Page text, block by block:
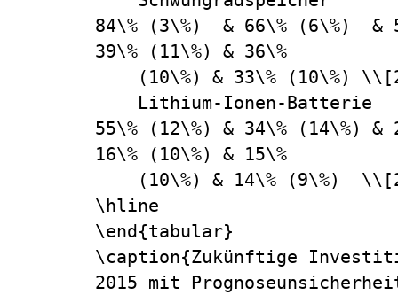
84\% (3\%)  & 66\% (6\%)  &
39\% (11\%) & 36\%
55\% (12\%) & 34\% (14\%) &
16\% (10\%) & 15\%
\hline
\end{tabular}
\caption{Zukünftige
2015 mit